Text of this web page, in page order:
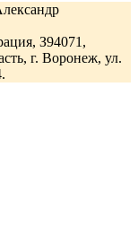
З94071,
г. Воронеж, ул.